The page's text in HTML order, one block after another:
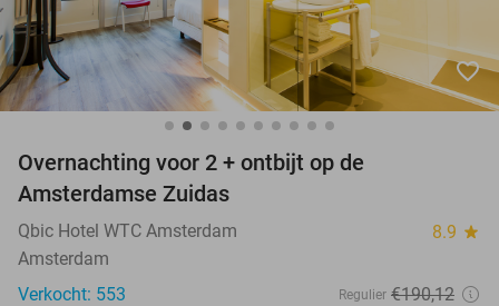
favorite_border
Overnachting voor 2 + ontbijt op de
Amsterdamse Zuidas
Qbic Hotel WTC Amsterdam 8.9 star
Amsterdam
Verkocht: 553
Regulier €190,12